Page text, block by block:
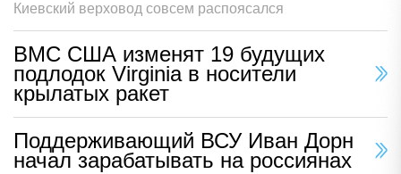
Киевский верховод совсем распоясался
ВМС США изменят 19 будущих
подлодок Virginia в носители
крылатых ракет
Поддерживающий ВСУ Иван Дорн
начал зарабатывать на россиянах